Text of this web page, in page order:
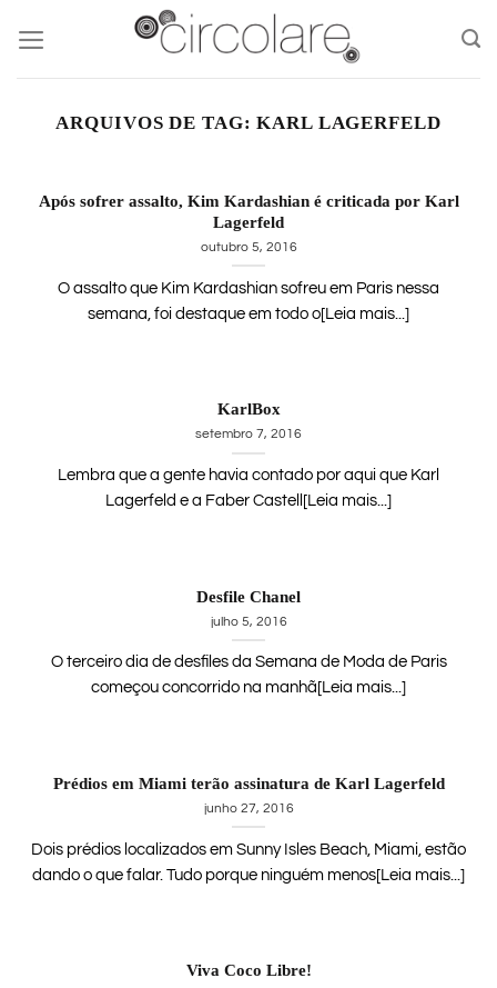
content
ARQUIVOS DE TAG:KARL LAGERFELD
Após sofrer assalto, Kim Kardashian é criticada por Karl
Lagerfeld
outubro 5, 2016
O assalto que Kim Kardashian sofreu em Paris nessa
semana, foi destaque em todo o[Leia mais...]
KarlBox
setembro 7, 2016
Lembra que a gente havia contado por aqui que Karl
Lagerfeld e a Faber Castell[Leia mais...]
Desfile Chanel
julho 5, 2016
O terceiro dia de desfiles da Semana de Moda de Paris
começou concorrido na manhã[Leia mais...]
Prédios em Miami terão assinatura de Karl Lagerfeld
junho 27, 2016
Dois prédios localizados em Sunny Isles Beach, Miami, estão
dando o que falar. Tudo porque ninguém menos[Leia mais...]
Viva Coco Libre!